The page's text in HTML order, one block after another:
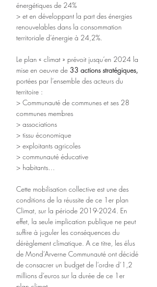
énergétiques de 24%
> et en développant la part des énergies
renouvelables dans la consommation
territoriale d’énergie à 24,2%.
Le plan « climat » prévoit jusqu’en 2024 la
mise en oeuvre de 33 actions stratégiques,
portées par l’ensemble des acteurs du
territoire :
> Communauté de communes et ses 28
communes membres
> associations
> tissu économique
> exploitants agricoles
> communauté éducative
> habitants…
Cette mobilisation collective est une des
conditions de la réussite de ce 1er plan
Climat, sur la période 2019-2024. En
effet, la seule implication publique ne peut
suffire à juguler les conséquences du
dérèglement climatique. A ce titre, les élus
de Mond’Arverne Communauté ont décidé
de consacrer un budget de l’ordre d’1,2
millions d’euros sur la durée de ce 1er